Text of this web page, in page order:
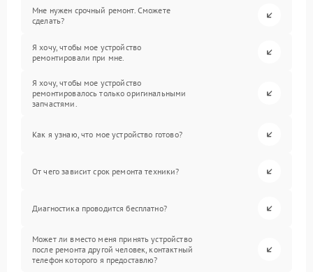
Мне нужен срочный ремонт. Сможете
сделать?
Я хочу, чтобы мое устройство
ремонтировали при мне.
Я хочу, чтобы мое устройство
ремонтировалось только оригинальными
запчастями.
Как я узнаю, что мое устройство готово?
От чего зависит срок ремонта техники?
Диагностика проводится бесплатно?
Может ли вместо меня принять устройство
после ремонта другой человек, контактный
телефон которого я предоставлю?